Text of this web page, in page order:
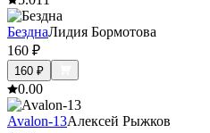
БезднаЛидия Бормотова
160 ₽
160 ₽
0.00
Avalon-13Алексей Рыжков